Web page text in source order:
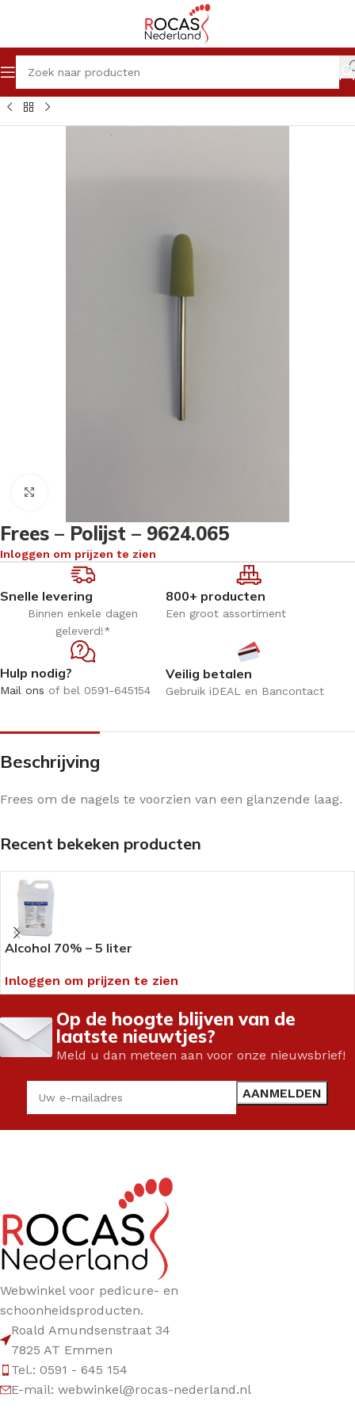
Home Winkel Pedicureproducten Frezen Polijsten
Frees – Polijst – 9624.065
Inloggen om prijzen te zien
Snelle levering
Binnen enkele dagen
geleverd!*
800+ producten
Een groot assortiment
Hulp nodig?
Mail ons of bel 0591-645154
Veilig betalen
Gebruik iDEAL en Bancontact
Beschrijving
Frees om de nagels te voorzien van een glanzende laag.
Recent bekeken producten
Alcohol 70% – 5 liter
Inloggen om prijzen te zien
Op de hoogte blijven van de
laatste nieuwtjes?
Meld u dan meteen aan voor onze nieuwsbrief!
Webwinkel voor pedicure- en
schoonheidsproducten.
Roald Amundsenstraat 34
7825 AT Emmen
Tel.: 0591 - 645 154
E-mail: webwinkel@rocas-nederland.nl